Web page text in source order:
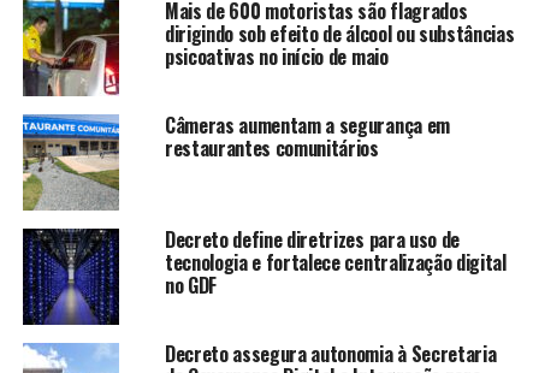
cidade o legado de quem
ajudou a construir a
memória cultural do
Guará”, afirma o
administrador regional do
Guará, Arthur Nogueira.
“Mais do que nomes em
placas, são histórias que
inspiram novas gerações.”
Mais de 600 motoristas são flagrados
dirigindo sob efeito de álcool ou substâncias
psicoativas no início de maio
Câmeras aumentam a segurança em
restaurantes comunitários
Decreto define diretrizes para uso de
tecnologia e fortalece centralização digital
no GDF
Decreto assegura autonomia à Secretaria